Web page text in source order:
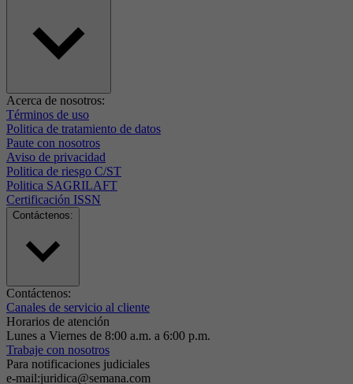
Acerca de nosotros:
Términos de uso
Politica de tratamiento de datos
Paute con nosotros
Aviso de privacidad
Politica de riesgo C/ST
Politica SAGRILAFT
Certificación ISSN
Contáctenos:
Contáctenos:
Canales de servicio al cliente
Horarios de atención
Lunes a Viernes de 8:00 a.m. a 6:00 p.m.
Trabaje con nosotros
Para notificaciones judiciales
e-mail:juridica@semana.com